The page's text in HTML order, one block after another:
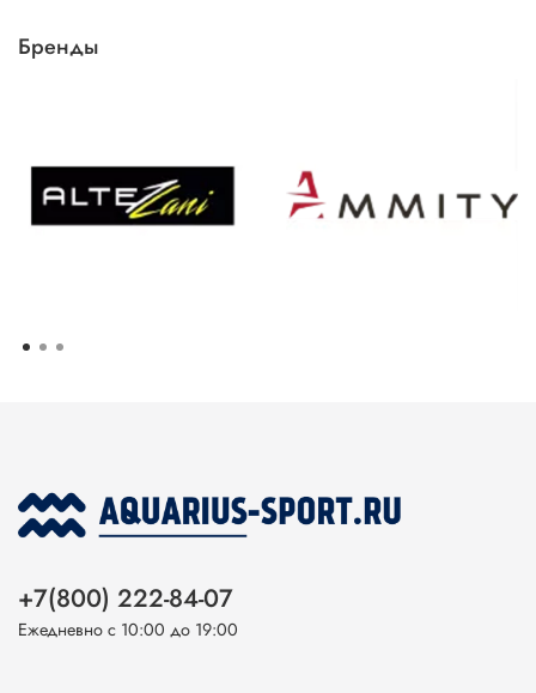
Бренды
+7(800) 222-84-07
Ежедневно с 10:00 до 19:00